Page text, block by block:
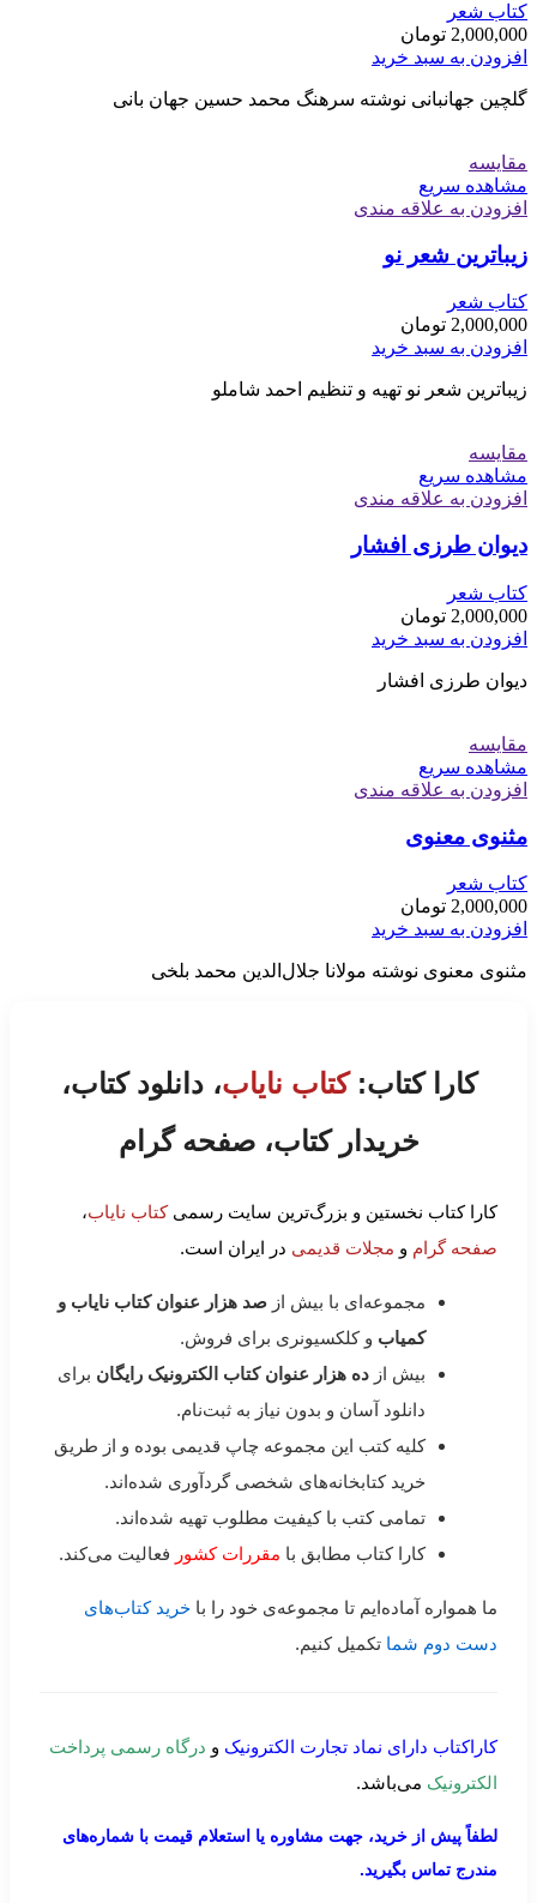
کتاب شعر
2,000,000 تومان
افزودن به سبد خرید
گلچین جهانبانی نوشته سرهنگ محمد حسین جهان بانی
مقایسه
مشاهده سریع
افزودن به علاقه مندی
زیباترین شعر نو
کتاب شعر
2,000,000 تومان
افزودن به سبد خرید
زیباترین شعر نو تهیه و تنظیم احمد شاملو
مقایسه
مشاهده سریع
افزودن به علاقه مندی
دیوان طرزی افشار
کتاب شعر
2,000,000 تومان
افزودن به سبد خرید
دیوان طرزی افشار
مقایسه
مشاهده سریع
افزودن به علاقه مندی
مثنوی معنوی
کتاب شعر
2,000,000 تومان
افزودن به سبد خرید
مثنوی معنوی نوشته مولانا جلال‌الدین محمد بلخی
کارا کتاب:کتاب نایاب، دانلود کتاب،
خریدار کتاب، صفحه گرام
کارا کتاب نخستین و بزرگ‌ترین سایت رسمیکتاب نایاب،
صفحه گرام و مجلات قدیمی در ایران است.
مجموعه‌ای با بیش از صد هزار عنوان کتاب نایاب و
کمیاب و کلکسیونری برای فروش.
بیش از ده هزار عنوان کتاب الکترونیک رایگان برای
دانلود آسان و بدون نیاز به ثبت‌نام.
کلیه کتب این مجموعه چاپ قدیمی بوده و از طریق
خرید کتابخانه‌های شخصی گردآوری شده‌اند.
تمامی کتب با کیفیت مطلوب تهیه شده‌اند.
کارا کتاب مطابق با مقررات کشور فعالیت می‌کند.
ما همواره آماده‌ایم تا مجموعه‌ی خود را با خرید کتاب‌های
دست دوم شما تکمیل کنیم.
کاراکتاب دارای نماد تجارت الکترونیک و درگاه رسمی پرداخت
الکترونیک می‌باشد.
لطفاً پیش از خرید، جهت مشاوره یا استعلام قیمت با شماره‌های
مندرج تماس بگیرید.